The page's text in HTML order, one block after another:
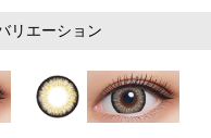
リエーション